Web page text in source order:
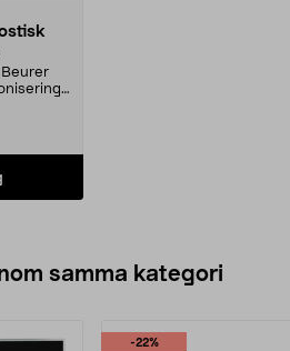
Beurer
samma kategori
-22%